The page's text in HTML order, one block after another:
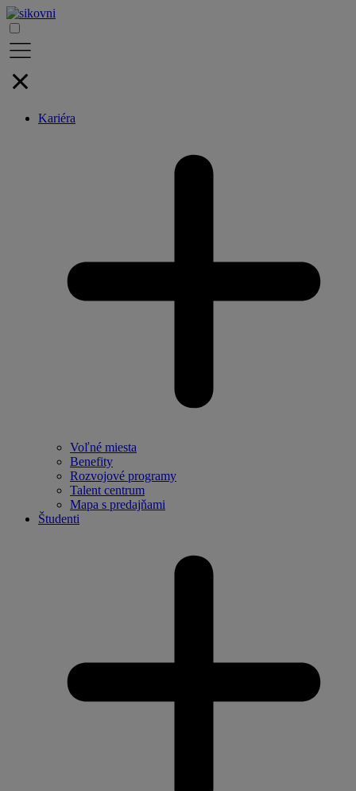
Kariéra
Voľné miesta
Benefity
Rozvojové programy
Talent centrum
Mapa s predajňami
Študenti